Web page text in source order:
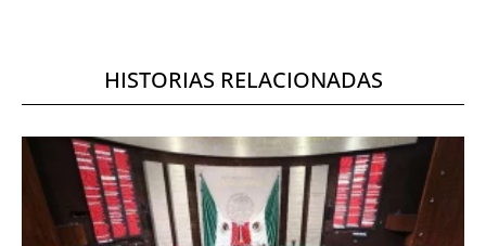
HISTORIAS RELACIONADAS